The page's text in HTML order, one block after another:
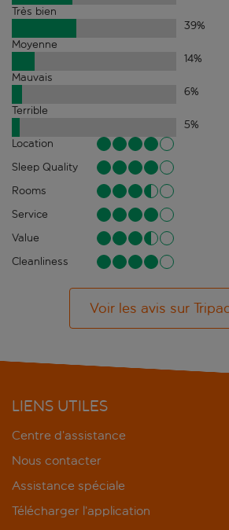
Très bien
39%
Moyenne
14%
Mauvais
6%
Terrible
5%
Location
Sleep Quality
Rooms
Service
Value
Cleanliness
Voir les avis sur
LIENS UTILES
Centre d’assistance
Nous contacter
Assistance spéciale
Télécharger l’application